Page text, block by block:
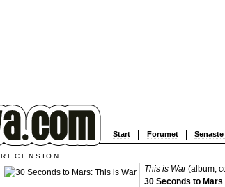
Start Forumet
RECENSION
This is War(album,
30 Seconds to Mars